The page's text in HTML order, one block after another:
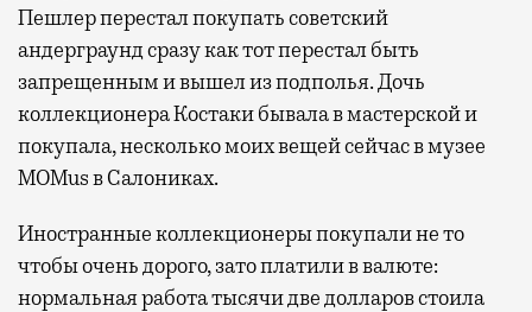
Пешлер перестал покупать советский
андерграунд сразу как тот перестал быть
запрещенным и вышел из подполья. Дочь
коллекционера Костаки бывала в мастерской и
покупала, несколько моих вещей сейчас в музее
MOMus в Салониках.
Иностранные коллекционеры покупали не то
чтобы очень дорого, зато платили в валюте:
нормальная работа тысячи две долларов стоила